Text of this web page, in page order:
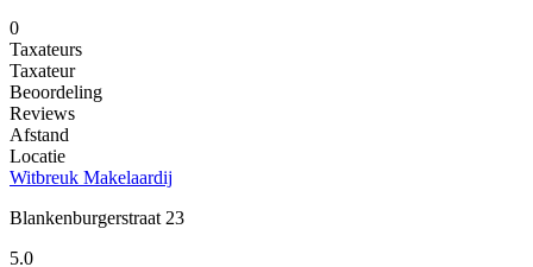
0
Taxateurs
Taxateur
Beoordeling
Reviews
Afstand
Locatie
Witbreuk Makelaardij
Blankenburgerstraat 23
5.0